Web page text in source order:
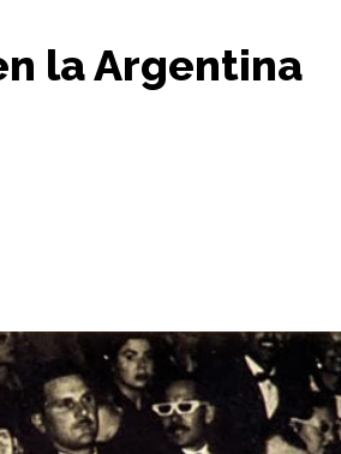
la Argentina